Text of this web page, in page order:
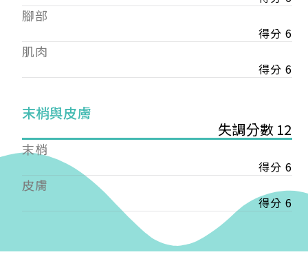
腳部
得分 6
肌肉
得分 6
末梢與皮膚
失調分數 12
末梢
得分 6
皮膚
得分 6
——
【會費】
個人會員:
入會費新臺幣1200元，於會員入會時繳納；常年會
入會費新臺幣3000元，於會員入會時繳納；常年會
戶名: 社團法人台灣自律神經健康培訓暨發展協會
帳號: 003-03-501566-2
銀行: (013) 國泰世華 南京東路分行